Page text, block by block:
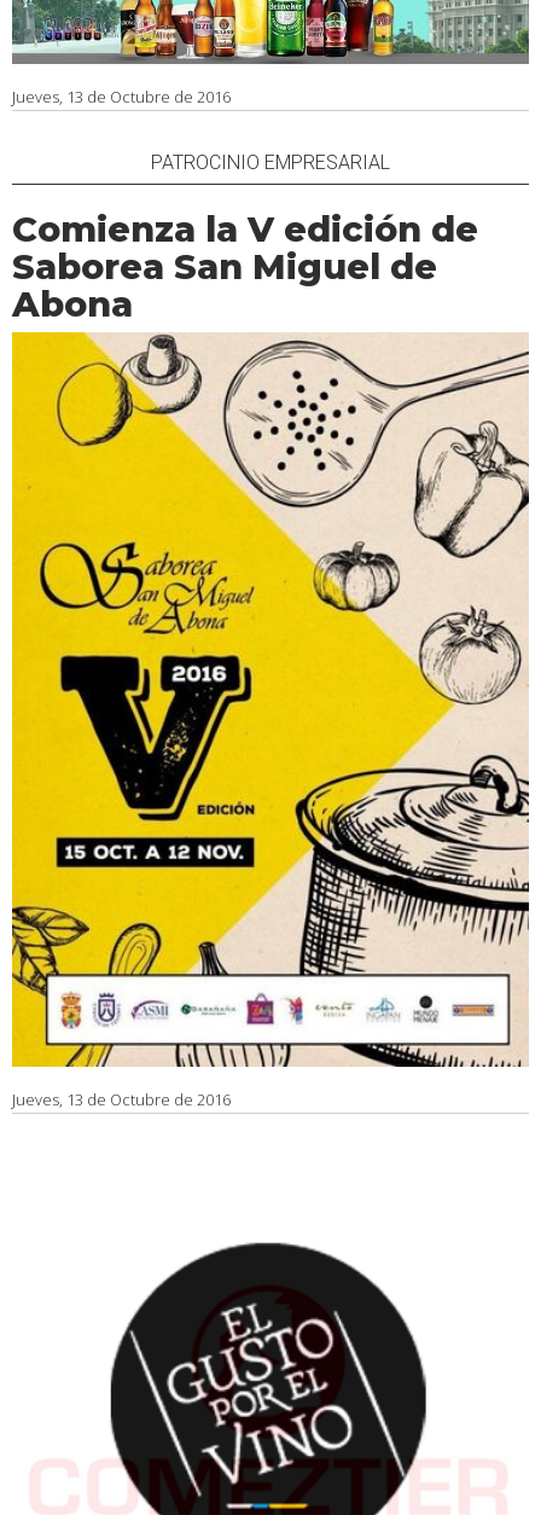
Jueves, 13 de Octubre de 2016
PATROCINIO EMPRESARIAL
Comienza la V edición de
Saborea San Miguel de
Abona
Jueves, 13 de Octubre de 2016